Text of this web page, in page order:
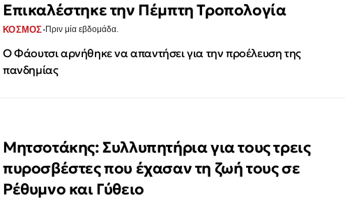
Επικαλέστηκε την Πέμπτη Τροπολογία
ΚΟΣΜΟΣ· Πριν μία εβδομάδα.
Ο Φάουτσι αρνήθηκε να απαντήσει για την προέλευση της
πανδημίας
Μητσοτάκης: Συλλυπητήρια για τους τρεις
πυροσβέστες που έχασαν τη ζωή τους σε
Ρέθυμνο και Γύθειο